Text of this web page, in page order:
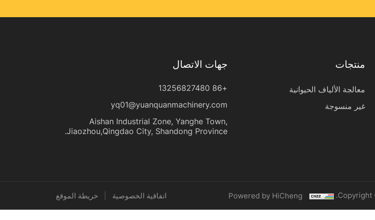
منتجات
معالجة الألياف الحيوانية
غير منسوجة
جهات الاتصال
+86 13256827480
yq01@yuanquanmachinery.com
Aishan Industrial Zone, Yanghe Town,
Jiaozhou,Qingdao City, Shandong Province.
Copyright
Powered by HiCheng اتفاقية الخصوصية خريطة الموقع